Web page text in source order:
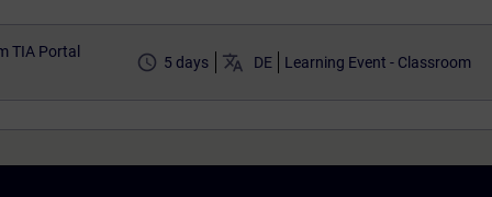
TIA Portal
access_time 5 days translate DE Learning Event - Classroom